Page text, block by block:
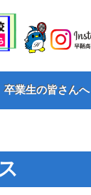
卒業生の皆さんへ